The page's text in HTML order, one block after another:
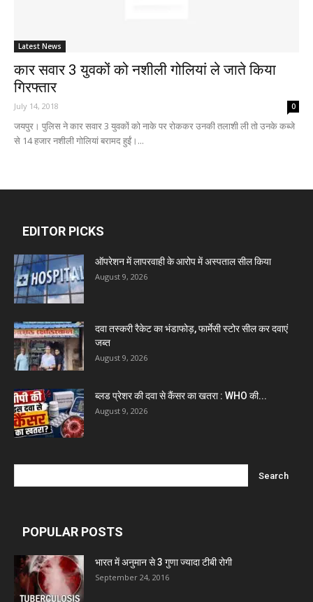
Latest News
कार सवार 3 युवकों को नशीली गोलियां ले जाते किया
गिरफ्तार
July 14, 2018 0
जयपुर। पुलिस ने कार सवार 3 युवकों को नाके पर रोककर उनकी तलाशी ली तो उनके कब्जे
से 14 हजार नशीली गोलियां बरामद हुईं।...
EDITOR PICKS
ऑपरेशन में लापरवाही के आरोप में अस्पताल सील किया
August 9, 2026
दवा तस्करी रैकेट का भंडाफोड़, फार्मेसी स्टोर सील कर दवाएं
जब्त
August 9, 2026
ब्लड प्रेशर की दवा से कैंसर का खतरा : WHO की...
August 9, 2026
POPULAR POSTS
भारत में अनुमान से 3 गुणा ज्यादा टीबी रोगी
September 24, 2016